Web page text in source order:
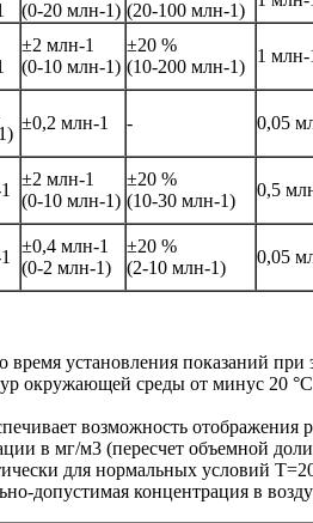
(0-20 млн-1) (20-100 млн-1)
±2 млн-1
(0-10 млн-1)
±20 %
(10-200 млн-1)
1 млн-
±0,2 млн-1 - 0,05
±2 млн-1
(0-10 млн-1)
±20 %
(10-30 млн-1)
0,5
±0,4 млн-1
(0-2 млн-1)
±20 %
(2-10 млн-1)
0,05
время установления показаний при
окружающей среды от минус 20
возможность отображения
в мг/м3 (пересчет объемной
для нормальных условий
допустимая концентрация в